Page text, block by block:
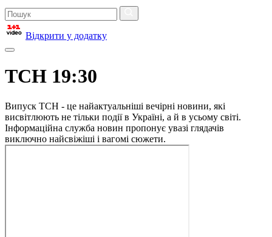
Відкрити у додатку
ТСН 19:30
Випуск ТСН - це найактуальніші вечірні новини, які
висвітлюють не тільки події в Україні, а й в усьому світі.
Інформаційна служба новин пропонує увазі глядачів
виключно найсвіжіші і вагомі сюжети.